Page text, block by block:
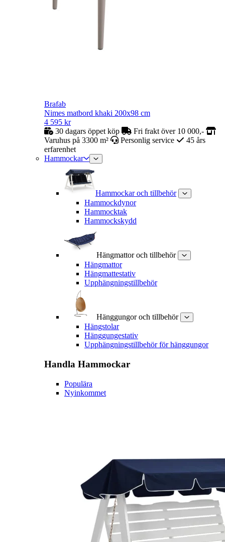
Brafab
Nimes matbord khaki 200x98 cm
4 595 kr
30 dagars öppet köp
Fri frakt över 10 000,-
Varuhus på 3300 m²
Personlig service
45 års
erfarenhet
Hammockar
Hammockar och tillbehör
Hammockdynor
Hammocktak
Hammockskydd
Hängmattor och tillbehör
Hängmattor
Hängmattestativ
Upphängningstillbehör
Hänggungor och tillbehör
Hängstolar
Hänggungestativ
Upphängningstillbehör för hänggungor
Handla Hammockar
Populära
Nyinkommet